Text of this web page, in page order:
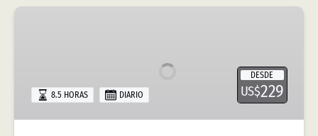
Aventura
DESDE
US$229
8.5 HORAS DIARIO